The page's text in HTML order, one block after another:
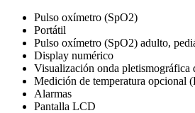
Pulso oxímetro (SpO2)
Portátil
Pulso oxímetro (SpO2) adulto,
Display numérico
Visualización onda pletismográfica
Medición de temperatura opcional
Alarmas
Pantalla LCD